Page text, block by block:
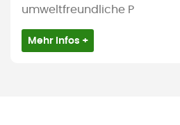
umweltfreundliche P
Mehr Infos +